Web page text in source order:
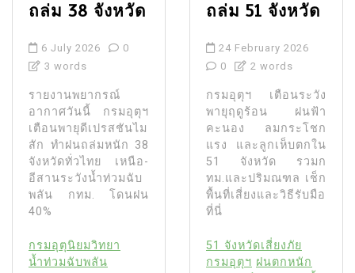
ถล่ม 38 จังหวัด
6 July 2026
0
3 words
รายงานพยากรณ์
อากาศวันนี้ กรมอุตุฯ
เตือนพายุดีเปรสชันไม
สัก ทำฝนถล่มหนัก 38
จังหวัดทั่วไทย เหนือ-
อีสานระวังน้ำท่วมฉับ
พลัน กทม. โดนฝน
40%
กรมอุตุนิยมวิทยา
น้ำท่วมฉับพลัน
ถล่ม 51 จังหวัด
24 February 2026
0
2 words
กรมอุตุฯ เตือนระวัง
พายุฤดูร้อน ฝนฟ้า
คะนอง ลมกระโชก
แรง และลูกเห็บตกใน
51 จังหวัด รวมก
ทม.และปริมณฑล เช็ก
พื้นที่เสี่ยงและวิธีรับมือ
ที่นี่
51 จังหวัดเสี่ยงภัย
กรมอุตุฯ ฝนตกหนัก